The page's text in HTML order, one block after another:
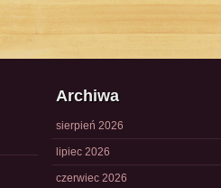
Archiwa
sierpień 2026
lipiec 2026
czerwiec 2026